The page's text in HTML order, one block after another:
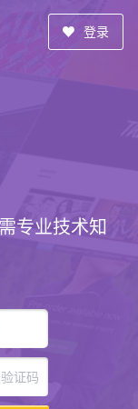
登录
专业技术知
证码